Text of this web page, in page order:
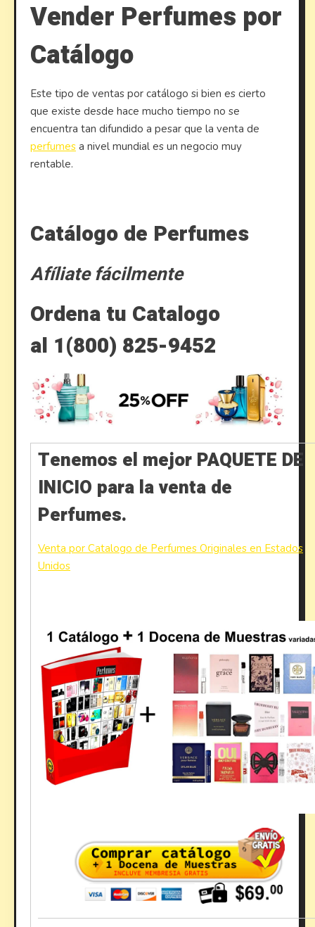
Vender Perfumes por
Catálogo
Este tipo de ventas por catálogo si bien es cierto
que existe desde hace mucho tiempo no se
encuentra tan difundido a pesar que la venta de
perfumes a nivel mundial es un negocio muy
rentable.
Catálogo de Perfumes
Afíliate fácilmente
Ordena tu Catalogo
al 1(800) 825-9452
Tenemos el mejor PAQUETE DE
INICIO para la venta de
Perfumes.
Venta por Catalogo de Perfumes Originales en Estados
Unidos